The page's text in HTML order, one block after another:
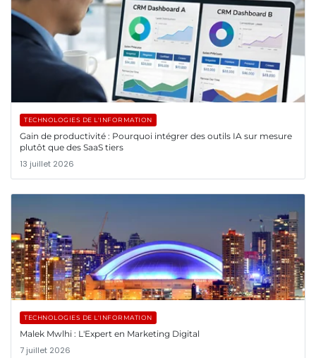
TECHNOLOGIES DE L'INFORMATION
Gain de productivité : Pourquoi intégrer des outils IA sur mesure
plutôt que des SaaS tiers
13 juillet 2026
TECHNOLOGIES DE L'INFORMATION
Malek Mwlhi : L'Expert en Marketing Digital
7 juillet 2026